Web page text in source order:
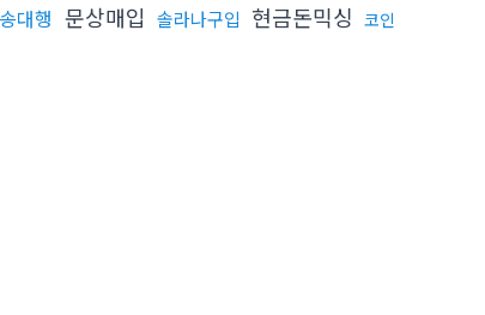
대행 문상매입 솔라나구입 현금돈믹싱 코인